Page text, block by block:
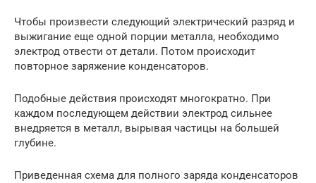
Чтобы произвести следующий электрический разряд и
выжигание еще одной порции металла, необходимо
электрод отвести от детали. Потом происходит
повторное заряжение конденсаторов.
Подобные действия происходят многократно. При
каждом последующем действии электрод сильнее
внедряется в металл, вырывая частицы на большей
глубине.
Приведенная схема для полного заряда конденсаторов